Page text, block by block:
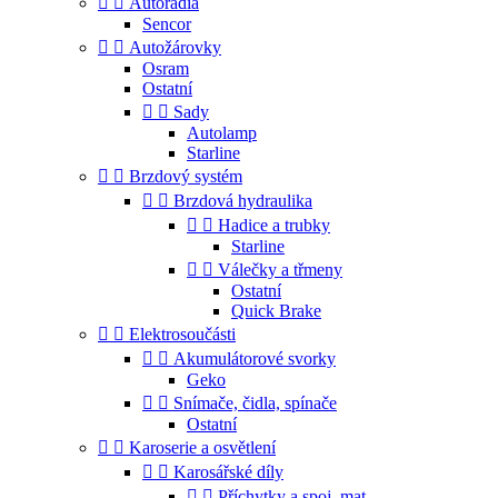
Sencor
  Autožárovky
Osram
Ostatní
  Sady
Autolamp
Starline
  Brzdový systém
  Brzdová hydraulika
  Hadice a trubky
Starline
  Válečky a třmeny
Ostatní
Quick Brake
  Elektrosoučásti
  Akumulátorové svorky
Geko
  Snímače, čidla, spínače
Ostatní
  Karoserie a osvětlení
  Karosářské díly